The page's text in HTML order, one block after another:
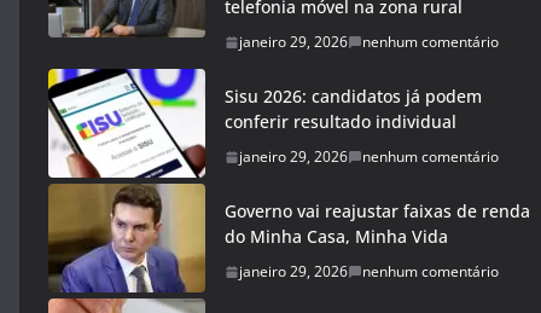
telefonia móvel na zona rural
janeiro 29, 2026 nenhum comentário
Sisu 2026: candidatos já podem
conferir resultado individual
janeiro 29, 2026 nenhum comentário
Governo vai reajustar faixas de renda
do Minha Casa, Minha Vida
janeiro 29, 2026 nenhum comentário